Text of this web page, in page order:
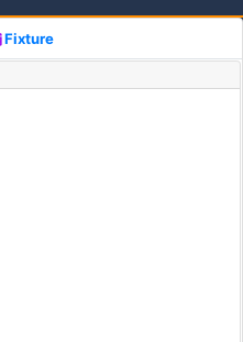
Fixture